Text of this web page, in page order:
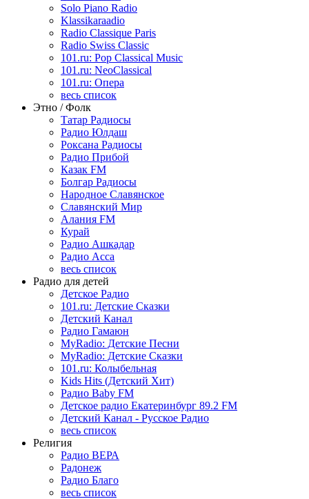
Solo Piano Radio
Klassikaraadio
Radio Classique Paris
Radio Swiss Classic
101.ru: Pop Classical Music
101.ru: NeoClassical
101.ru: Опера
весь список
Этно / Фолк
Татар Радиосы
Радио Юлдаш
Роксана Радиосы
Радио Прибой
Казак FM
Болгар Радиосы
Народное Славянское
Славянский Мир
Алания FM
Курай
Радио Ашкадар
Радио Асса
весь список
Радио для детей
Детское Радио
101.ru: Детские Сказки
Детский Канал
Радио Гамаюн
MyRadio: Детские Песни
MyRadio: Детские Сказки
101.ru: Колыбельная
Kids Hits (Детский Хит)
Радио Baby FM
Детское радио Екатеринбург 89.2 FM
Детский Канал - Русское Радио
весь список
Религия
Радио ВЕРА
Радонеж
Радио Благо
весь список